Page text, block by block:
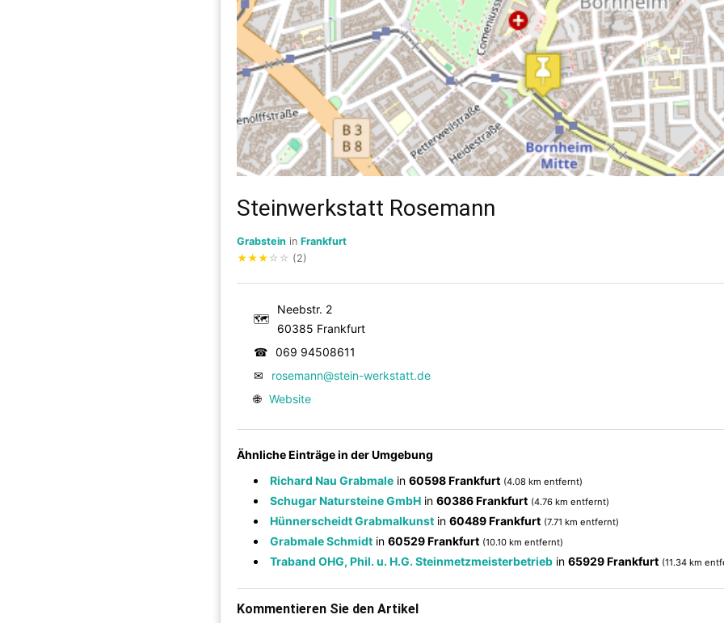
Steinwerkstatt Rosemann
Grabstein in Frankfurt
★★★ ☆ ☆ (2)
🗺
Neebstr. 2
60385 Frankfurt
☎ 069 94508611
✉
rosemann@stein-werkstatt.de
🌐 Website
Ähnliche Einträge in der Umgebung
Richard Nau Grabmale in 60598 Frankfurt (4.08 km entfernt)
Schugar Natursteine GmbH in 60386 Frankfurt (4.76 km entfernt)
Hünnerscheidt Grabmalkunst in 60489 Frankfurt (7.71 km entfernt)
Grabmale Schmidt in 60529 Frankfurt (10.10 km entfernt)
Traband OHG, Phil. u. H.G. Steinmetzmeisterbetrieb in 65929 Frankfurt (11.34 km
Kommentieren Sie den Artikel